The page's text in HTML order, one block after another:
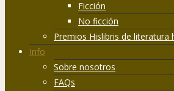
Ficción
No ficción
Premios Hislibris de literatura
Info
Sobre nosotros
FAQs